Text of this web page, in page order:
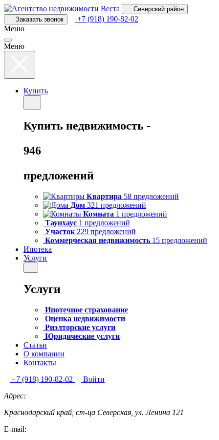
Перейти
к
основному
Северский район
Заказать звонок
+7 (918) 190-82-02
Меню
Меню
Купить
Купить недвижимость -
946
предложений
Квартира 58 предложений
Дом 321 предложений
Комната 1 предложений
Таунхаус 1 предложений
Участок 229 предложений
Коммерческая недвижимость 15 предложений
Ипотека
Услуги
Услуги
Ипотечное страхование
Оценка недвижимости
Риэлторские услуги
Юридические услуги
Статьи
О компании
Контакты
+7 (918) 190-82-02
Войти
Адрес:
Краснодарский край, ст-ца Северская, ул. Ленина 121
E-mail: